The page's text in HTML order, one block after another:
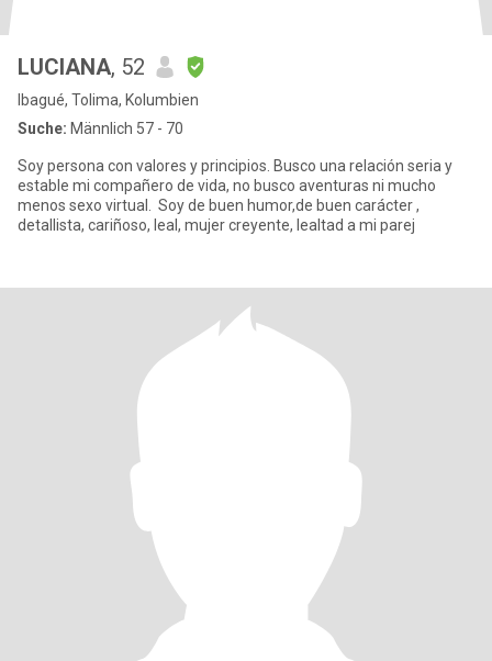
LUCIANA, 52
Ibagué, Tolima, Kolumbien
Suche: Männlich 57 - 70
Soy persona con valores y principios. Busco una relación seria y
estable mi compañero de vida, no busco aventuras ni mucho
menos sexo virtual. Soy de buen humor,de buen carácter ,
detallista, cariñoso, leal, mujer creyente, lealtad a mi parej